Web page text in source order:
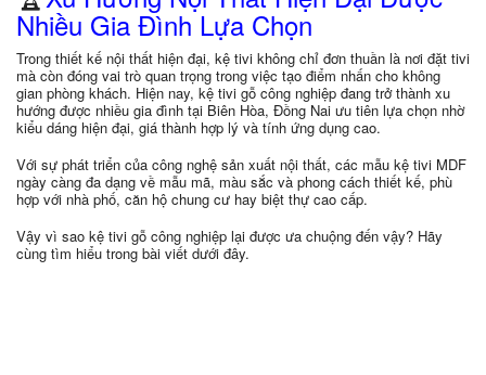
Nhiều Gia Đình Lựa Chọn
Trong thiết kế nội thất hiện đại, kệ tivi không chỉ đơn thuần là nơi đặt tivi
mà còn đóng vai trò quan trọng trong việc tạo điểm nhấn cho không
gian phòng khách. Hiện nay, kệ tivi gỗ công nghiệp đang trở thành xu
hướng được nhiều gia đình tại Biên Hòa, Đồng Nai ưu tiên lựa chọn nhờ
kiểu dáng hiện đại, giá thành hợp lý và tính ứng dụng cao.
Với sự phát triển của công nghệ sản xuất nội thất, các mẫu kệ tivi MDF
ngày càng đa dạng về mẫu mã, màu sắc và phong cách thiết kế, phù
hợp với nhà phố, căn hộ chung cư hay biệt thự cao cấp.
Vậy vì sao kệ tivi gỗ công nghiệp lại được ưa chuộng đến vậy? Hãy
cùng tìm hiểu trong bài viết dưới đây.